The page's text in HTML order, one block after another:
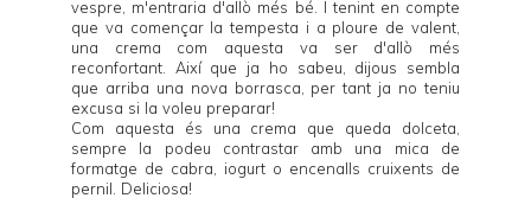
vespre, m'entraria d'allò més bé. I tenint en compte
que va començar la tempesta i a ploure de valent,
una crema com aquesta va ser d'allò més
reconfortant. Així que ja ho sabeu, dijous sembla
que arriba una nova borrasca, per tant ja no teniu
excusa si la voleu preparar!
Com aquesta és una crema que queda dolceta,
sempre la podeu contrastar amb una mica de
formatge de cabra, iogurt o encenalls cruixents de
pernil. Deliciosa!